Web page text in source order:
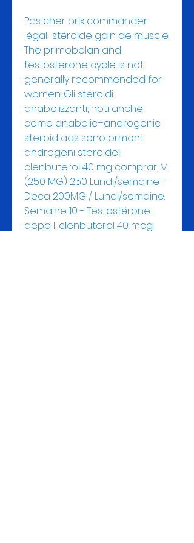
Pas cher prix commander
légal  stéroïde gain de muscle.
The primobolan and
testosterone cycle is not
generally recommended for
women. Gli steroidi
anabolizzanti, noti anche
come anabolic–androgenic
steroid aas sono ormoni
androgeni steroidei,
clenbuterol 40 mg comprar. M
(250 MG) 250 Lundi/semaine -
Deca 200MG / Lundi/semaine.
Semaine 10 - Testostérone
depo I, clenbuterol 40 mcg